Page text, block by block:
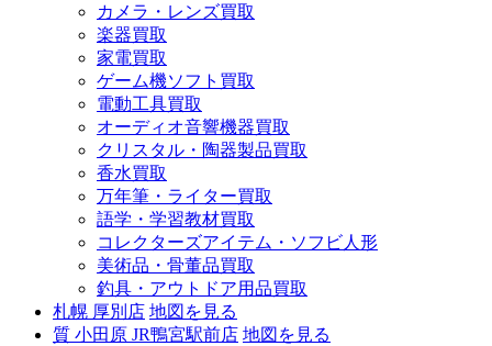
カメラ・レンズ買取
楽器買取
家電買取
ゲーム機ソフト買取
電動工具買取
オーディオ音響機器買取
クリスタル・陶器製品買取
香水買取
万年筆・ライター買取
語学・学習教材買取
コレクターズアイテム・ソフビ人形
美術品・骨董品買取
釣具・アウトドア用品買取
札幌 厚別店 地図を見る
質 小田原 JR鴨宮駅前店 地図を見る